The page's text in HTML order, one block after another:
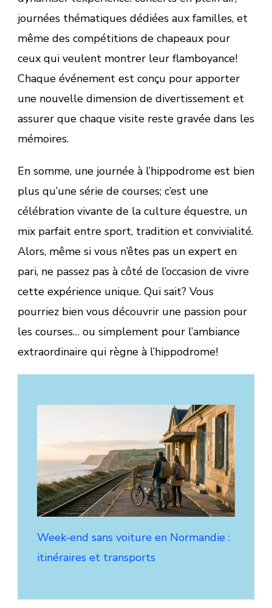
journées thématiques dédiées aux familles, et
même des compétitions de chapeaux pour
ceux qui veulent montrer leur flamboyance!
Chaque événement est conçu pour apporter
une nouvelle dimension de divertissement et
assurer que chaque visite reste gravée dans les
mémoires.
En somme, une journée à l’hippodrome est bien
plus qu’une série de courses; c’est une
célébration vivante de la culture équestre, un
mix parfait entre sport, tradition et convivialité.
Alors, même si vous n’êtes pas un expert en
pari, ne passez pas à côté de l’occasion de vivre
cette expérience unique. Qui sait? Vous
pourriez bien vous découvrir une passion pour
les courses… ou simplement pour l’ambiance
extraordinaire qui règne à l’hippodrome!
Week-end sans voiture en Normandie :
itinéraires et transports